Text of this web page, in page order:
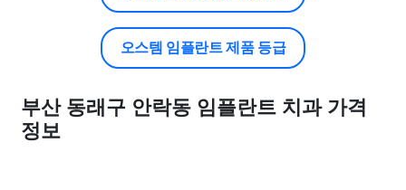
오스템 임플란트 제품 등급
부산 동래구 안락동 임플란트 치과 가격
정보